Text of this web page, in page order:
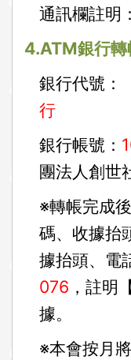
通訊欄註明
4.ATM銀行轉
銀行代號：
行
銀行帳號：
團法人創世
※轉帳完成
碼、收據抬
據抬頭、電
076 ，註明
據。
※本會按月